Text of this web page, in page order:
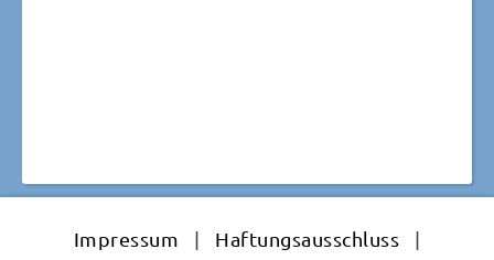
Impressum | Haftungsausschluss
|